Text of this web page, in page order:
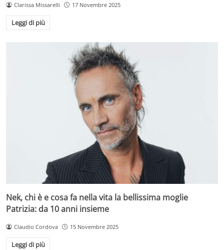
Clarissa Missarelli 17 Novembre 2025
Leggi di più
Nek, chi è e cosa fa nella vita la bellissima moglie
Patrizia: da 10 anni insieme
Claudio Cordova 15 Novembre 2025
Leggi di più